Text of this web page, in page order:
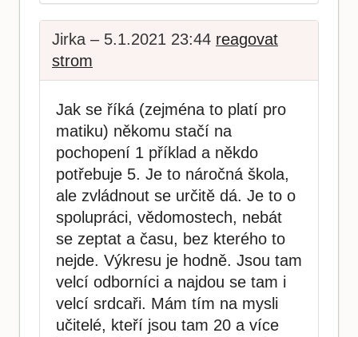
Jirka – 5.1.2021 23:44 reagovat
strom
Jak se říká (zejména to platí pro
matiku) někomu stačí na
pochopení 1 příklad a někdo
potřebuje 5. Je to náročná škola,
ale zvládnout se určitě dá. Je to o
spolupráci, vědomostech, nebát
se zeptat a času, bez kterého to
nejde. Výkresu je hodně. Jsou tam
velcí odborníci a najdou se tam i
velcí srdcaři. Mám tím na mysli
učitelé, kteří jsou tam 20 a více